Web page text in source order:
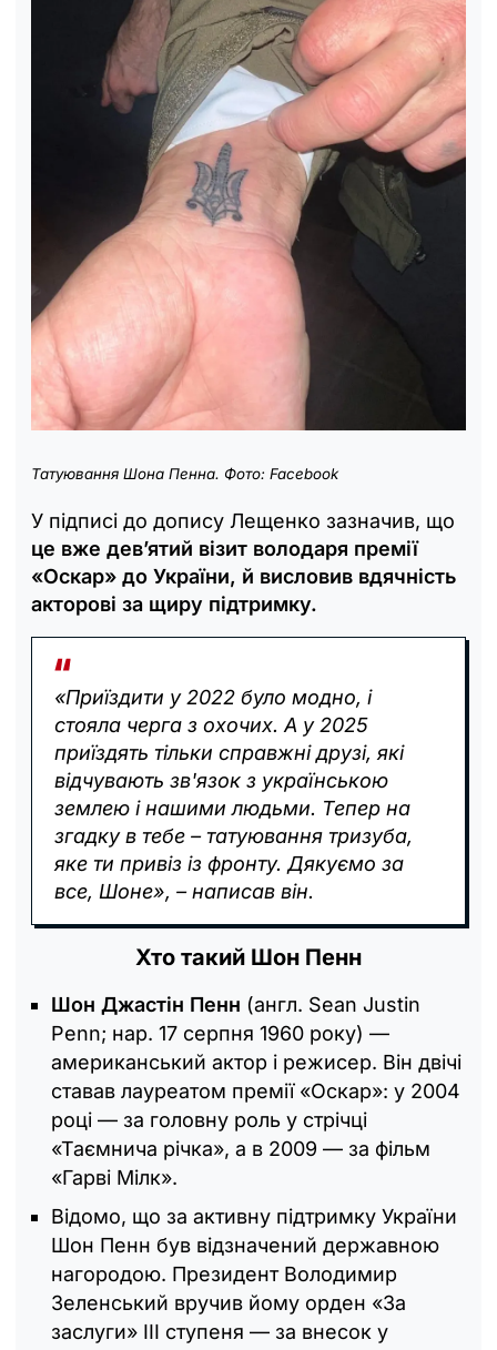
Татуювання Шона Пенна. Фото: Facebook
У підписі до допису Лещенко зазначив, що
це вже дев’ятий візит володаря премії
«Оскар» до України, й висловив вдячність
акторові за щиру підтримку.
«Приїздити у 2022 було модно, і
стояла черга з охочих. А у 2025
приїздять тільки справжні друзі, які
відчувають зв'язок з українською
землею і нашими людьми. Тепер на
згадку в тебе – татуювання тризуба,
яке ти привіз із фронту. Дякуємо за
все, Шоне», – написав він.
Хто такий Шон Пенн
Шон Джастін Пенн (англ. Sean Justin
Penn; нар. 17 серпня 1960 року) —
американський актор і режисер. Він двічі
ставав лауреатом премії «Оскар»: у 2004
році — за головну роль у стрічці
«Таємнича річка», а в 2009 — за фільм
«Гарві Мілк».
Відомо, що за активну підтримку України
Шон Пенн був відзначений державною
нагородою. Президент Володимир
Зеленський вручив йому орден «За
заслуги» III ступеня — за внесок у